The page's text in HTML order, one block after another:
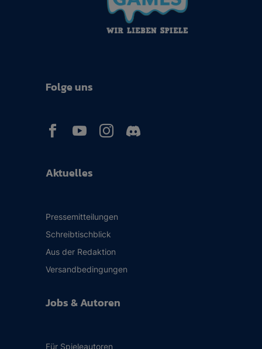
Aktuelles
Pressemitteilungen
Schreibtischblick
Aus der Redaktion
Versandbedingungen
Jobs & Autoren
Für Spieleautoren
Folge uns
  